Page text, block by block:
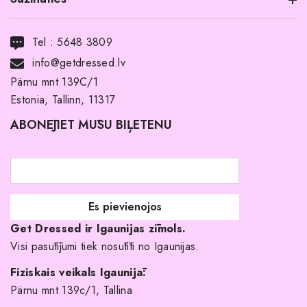
Noma ar pirkuma tiesībām
Par mums
Pirkuma noteikumi un nosacījumi
Atgriešanas politika
Līgavas družiņu kleitas
Veikali
Kāpēc izvēlēties mūs?
Tel :5648 3809
info@getdressed.lv
Pärnu mnt 139C/1
Estonia, Tallinn, 11317
ABONĒJIET MŪSU BIĻETENU
Get Dressed ir Igaunijas zīmols.
Visi pasūtījumi tiek nosūtīti no Igaunijas.
Fiziskais veikals Igaunijā:
Pärnu mnt 139c/1, Tallina